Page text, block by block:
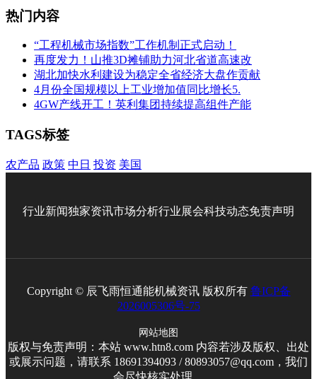
热门内容
“工程机械市场指数”工作机制正式启动！
再度发力！山推3D摊铺助力河北省道高速改
湖北加快水利建设为稳定全省经济大盘作贡献
4月份全国规模以上工业增加值同比增长5.
4GW产线开工！英利集团持续提高组件产能
TAGS标签
农产品 政策 中日 投资 美国
行业新闻独家资讯市场分析行业展会科技动态免责声明
Copyright © 辰飞雨恒通能机械资讯 版权所有 鲁ICP备
2026005306号-75
网站地图
版权与免责声明：本站 www.htn8.com 内容若涉及版权、出处
或展示问题，请联系 18691394093 / 80893057@qq.com，我们
会尽快核实处理。